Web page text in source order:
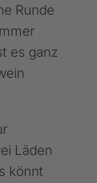
Runde
es ganz
Läden
könnt